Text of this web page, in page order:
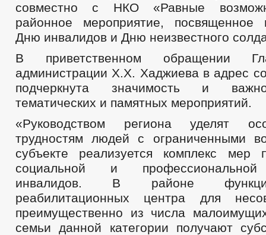
совместно с НКО «Равные
районное мероприятие, посвященное
Дню инвалидов и Дню неизвестного
В приветственном обращении
администрации Х.Х. Хаджиева в адрес
подчеркнута значимость и
тематических и памятных мероприятий.
«Руководством региона уделят
трудностям людей с ограниченными
субъекте реализуется комплекс мер
социальной и профессиональной
инвалидов. В районе
реабилитационных центра для
преимущественно из числа
семьи данной категории получают